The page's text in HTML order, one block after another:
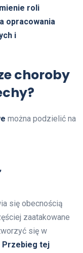
roli
opracowania
i
choroby
można podzielić na
się obecnością
zaatakowane
się w
Przebieg tej